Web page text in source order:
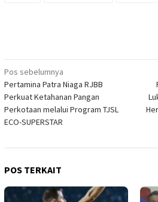
Navigasi
pos
Pos sebelumnya
Pertamina Patra Niaga RJBB
Perkuat Ketahanan Pangan
Perkotaan melalui Program TJSL
ECO-SUPERSTAR
POS TERKAIT